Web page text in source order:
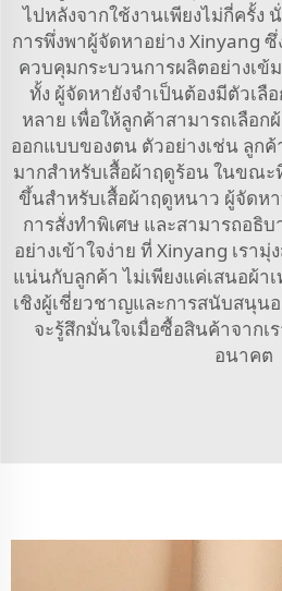
ไปหลังจากใช้งานเพียงไม่กี่ครั้ง
การพึ่งพาผู้จัดหาอย่าง Xinyang
ควบคุมกระบวนการผลิตอย่างเข้
ทั้ง ผู้จัดหายังจำเป็นต้องมีตัวเ
หลาย เพื่อให้ลูกค้าสามารถเลือ
ออกแบบของตน ตัวอย่างเช่น ลูกค้
มากสำหรับเสื้อผ้าฤดูร้อน ในขณ
ขึ้นสำหรับเสื้อผ้าฤดูหนาว ผู้จัดห
การสั่งทำพิเศษ และสามารถอธิ
อย่างเข้าใจง่าย ที่ Xinyang เรา
แน่นกับลูกค้า ไม่เพียงแค่เสนอผ้า
เชิงผู้เชี่ยวชาญและการสนับสนุน
จะรู้สึกมั่นใจเมื่อซื้อสินค้าจาก
อนาคต